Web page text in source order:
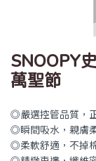
SNOOPY
萬聖節
◎嚴選控管品質，
◎瞬間吸水，親膚
◎柔軟舒適，不掉